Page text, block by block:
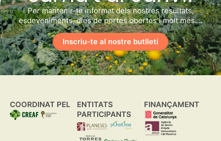
Per mantenir-te informat dels nostres resultats,
esdeveniments, dies de portes obertes i molt més….
Inscriu-te al nostre butlletí
COORDINAT PEL
ENTITATS
PARTICIPANTS
FINANÇAMENT